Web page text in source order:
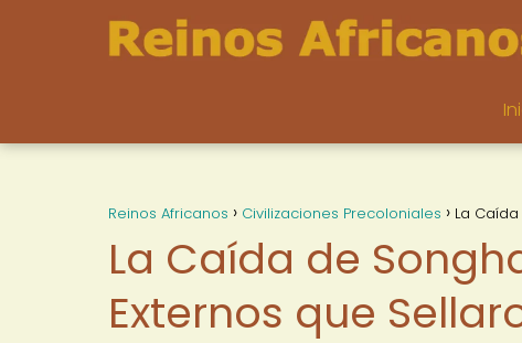
Reinos Africanos Civilizaciones Precoloniales La
La Caída de
Externos que